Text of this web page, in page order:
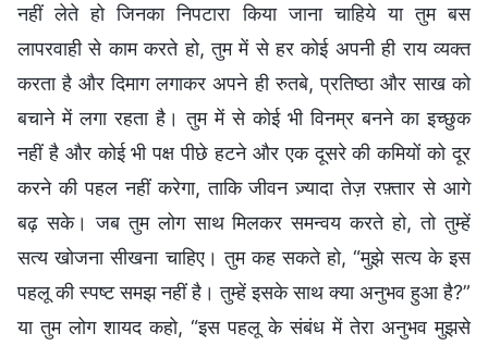
नहीं लेते हो जिनका निपटारा किया जाना चाहिये या तुम बस
लापरवाही से काम करते हो, तुम में से हर कोई अपनी ही राय व्यक्त
करता है और दिमाग लगाकर अपने ही रुतबे, प्रतिष्ठा और साख को
बचाने में लगा रहता है। तुम में से कोई भी विनम्र बनने का इच्छुक
नहीं है और कोई भी पक्ष पीछे हटने और एक दूसरे की कमियों को दूर
करने की पहल नहीं करेगा, ताकि जीवन ज़्यादा तेज़ रफ़्तार से आगे
बढ़ सके। जब तुम लोग साथ मिलकर समन्वय करते हो, तो तुम्हें
सत्य खोजना सीखना चाहिए। तुम कह सकते हो, “मुझे सत्य के इस
पहलू की स्पष्ट समझ नहीं है। तुम्हें इसके साथ क्या अनुभव हुआ है?”
या तुम लोग शायद कहो, “इस पहलू के संबंध में तेरा अनुभव मुझसे